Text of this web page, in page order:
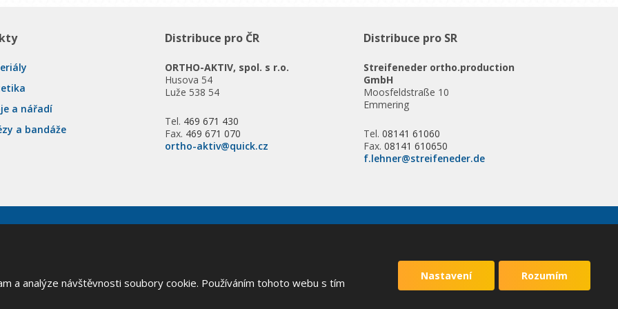
a nářadí
a bandáže
Distribuce pro ČR
ORTHO-AKTIV, spol. s r.o.
Husova 54
Luže 538 54
Tel. 469 671 430
Fax. 469 671 070
ortho-aktiv@quick.cz
Distribuce pro SR
Streifeneder ortho.production
GmbH
Moosfeldstraße 10
Emmering
Tel. 08141 61060
Fax. 08141 610650
f.lehner@streifeneder.de
a analýze návštěvnosti soubory cookie. Používáním tohoto webu s tím
Nastavení Rozumím